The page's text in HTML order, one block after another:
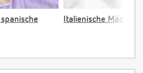
Italienische